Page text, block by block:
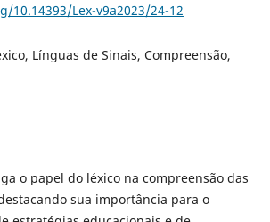
10.14393/Lex-v9a2023/24-12
Línguas de Sinais, Compreensão,
o papel do léxico na compreensão das
sua importância para o